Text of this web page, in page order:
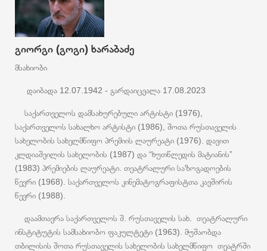
გიორგი (გოგი) ხარაბაძე
მსახიობი
დაიბადა 12.07.1942 - გარდაიცვალა 17.08.2023
საქართველოს დამსახურებული არტისტი (1976),
საქართველოს სახალხო არტისტი (1986), შოთა რუსთაველის
სახელობის სახელმწიფო პრემიის ლაურეატი (1976). დავით
კლდიაშვილის სახელობის (1987) და “ხუთწლედის მატიანის”
(1983) პრემიების ლაურეატი. თეატრალური საზოგადოების
წევრი (1968). საქართველოს კინემატოგრაფისტთა კავშირის
წევრი (1988).
დაამთავრა საქართველოს შ. რუსთაველის სახ. თეატრალური
ინსტიტუტის სამსახიობო ფაკულტეტი (1963). მუშაობდა
თბილისის შოთა რუსთაველის სახელობის სახელმწიფო თეატრში